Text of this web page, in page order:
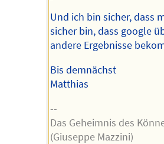
Und ich bin sicher, dass
sicher bin, dass google
andere Ergebnisse
Bis demnächst
Matthias
--
Das Geheimnis des
(Giuseppe Mazzini)